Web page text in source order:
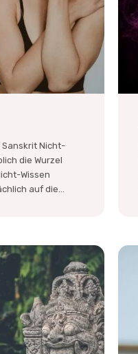
Nicht-
die Wurzel
Wissen
auf die...